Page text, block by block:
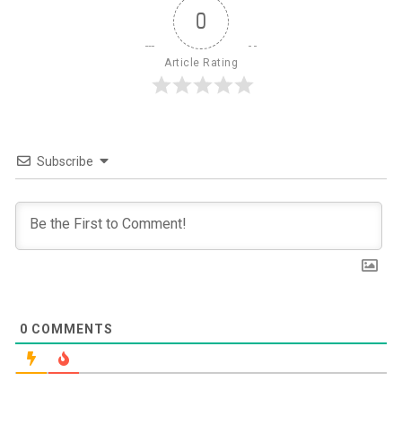
0
Article Rating
Subscribe
0 COMMENTS